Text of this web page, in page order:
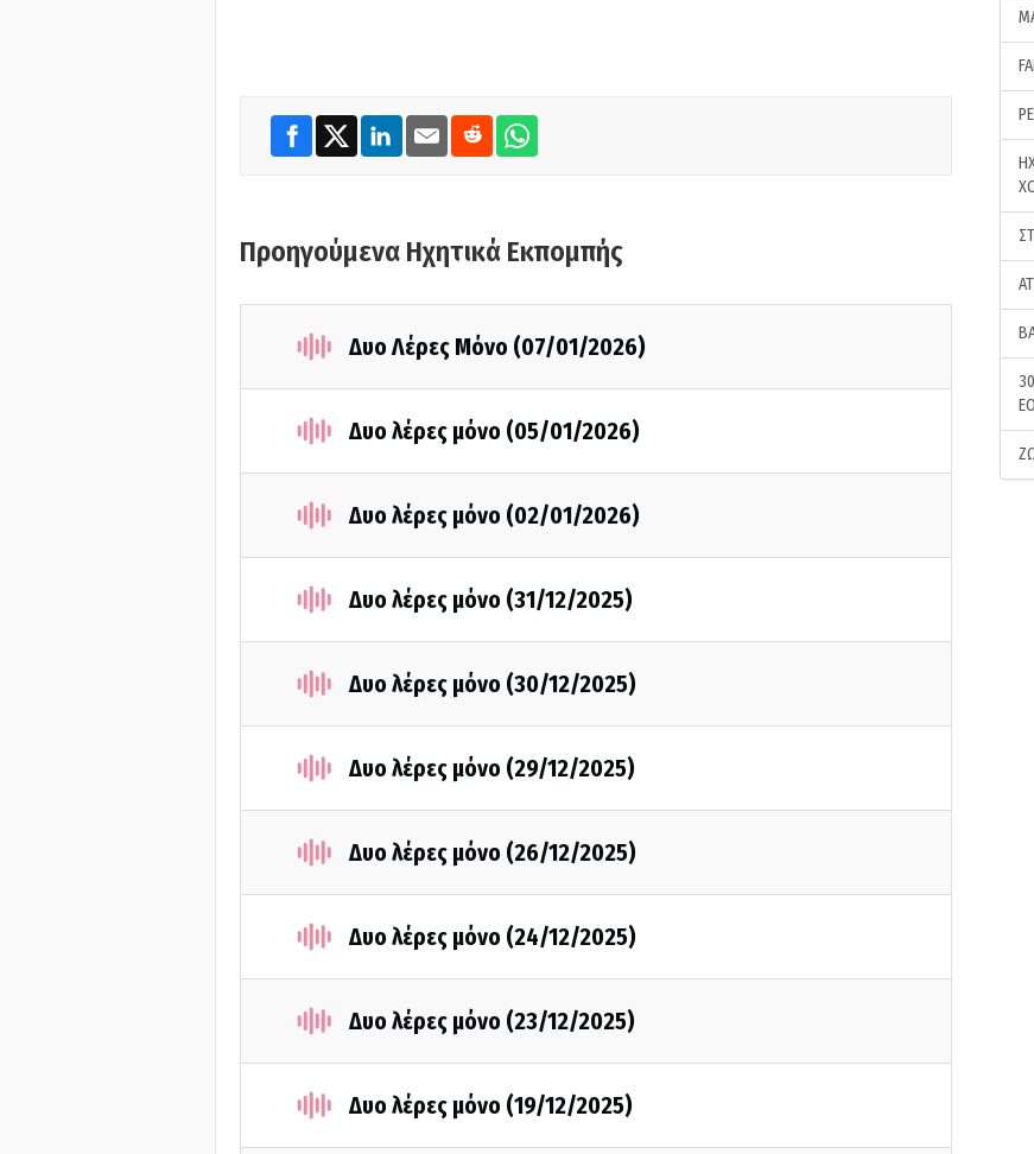
Προηγούμενα Ηχητικά Εκπομπής
Δυο Λέρες Μόνο (07/01/2026)
Δυο λέρες μόνο (05/01/2026)
Δυο λέρες μόνο (02/01/2026)
Δυο λέρες μόνο (31/12/2025)
Δυο λέρες μόνο (30/12/2025)
Δυο λέρες μόνο (29/12/2025)
Δυο λέρες μόνο (26/12/2025)
Δυο λέρες μόνο (24/12/2025)
Δυο λέρες μόνο (23/12/2025)
Δυο λέρες μόνο (19/12/2025)